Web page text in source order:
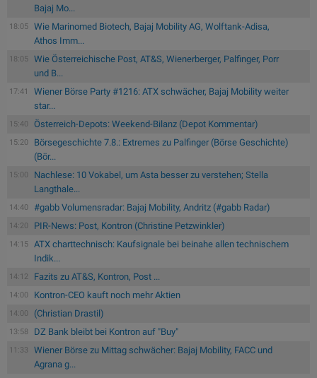
Bajaj Mo...
18:05
Wie Marinomed Biotech, Bajaj Mobility AG, Wolftank-Adisa,
Athos Imm...
18:05
Wie Österreichische Post, AT&S, Wienerberger, Palfinger, Porr
und B...
17:41
Wiener Börse Party #1216: ATX schwächer, Bajaj Mobility weiter
star...
15:40 Österreich-Depots: Weekend-Bilanz (Depot Kommentar)
15:20
Börsegeschichte 7.8.: Extremes zu Palfinger (Börse Geschichte)
(Bör...
15:00
Nachlese: 10 Vokabel, um Asta besser zu verstehen; Stella
Langthale...
14:40 #gabb Volumensradar: Bajaj Mobility, Andritz (#gabb Radar)
14:20 PIR-News: Post, Kontron (Christine Petzwinkler)
14:15
ATX charttechnisch: Kaufsignale bei beinahe allen technischem
Indik...
14:12 Fazits zu AT&S, Kontron, Post ...
14:00 Kontron-CEO kauft noch mehr Aktien
14:00 (Christian Drastil)
13:58 DZ Bank bleibt bei Kontron auf "Buy"
11:33
Wiener Börse zu Mittag schwächer: Bajaj Mobility, FACC und
Agrana g...